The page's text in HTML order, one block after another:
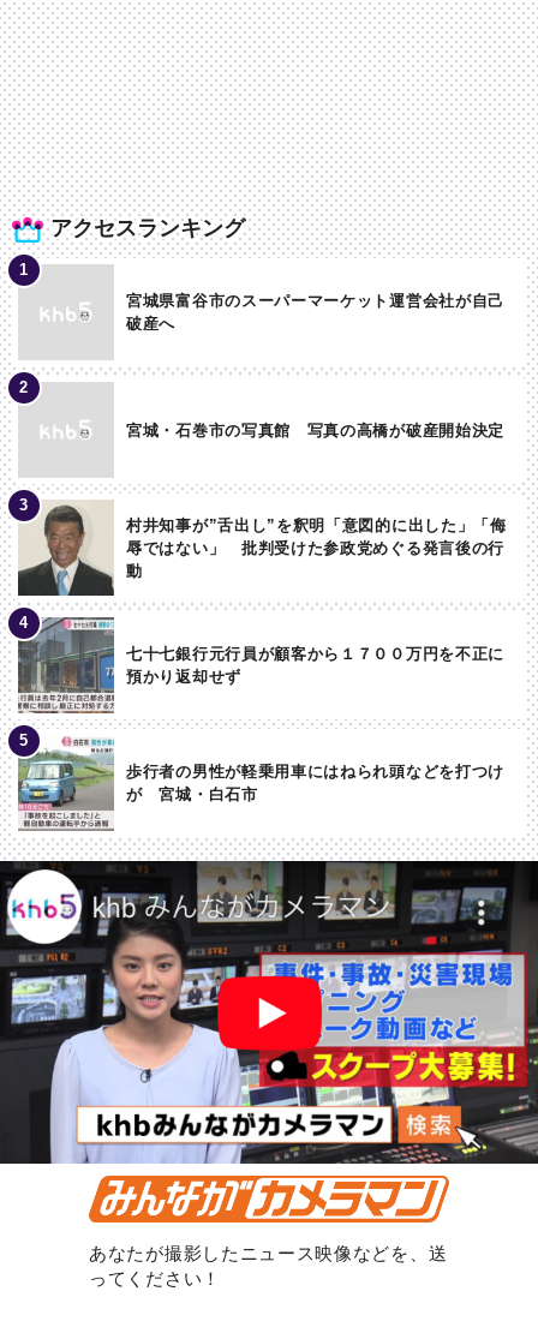
アクセスランキング
宮城県富谷市のスーパーマーケット運営会社が自己
破産へ
宮城・石巻市の写真館 写真の高橋が破産開始決定
村井知事が”舌出し”を釈明「意図的に出した」「侮
辱ではない」 批判受けた参政党めぐる発言後の行
動
七十七銀行元行員が顧客から１７００万円を不正に
預かり返却せず
歩行者の男性が軽乗用車にはねられ頭などを打つけ
が 宮城・白石市
あなたが撮影したニュース映像などを、送
ってください！